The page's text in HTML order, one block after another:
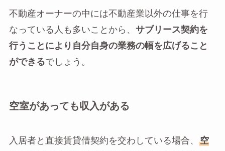
不動産オーナーの中には不動産業以外の仕事を行
なっている人も多いことから、 サブリース契約を
行うことにより自分自身の業務の幅を広げること
ができるでしょう。
空室があっても収入がある
入居者と直接賃貸借契約を交わしている場合、
空